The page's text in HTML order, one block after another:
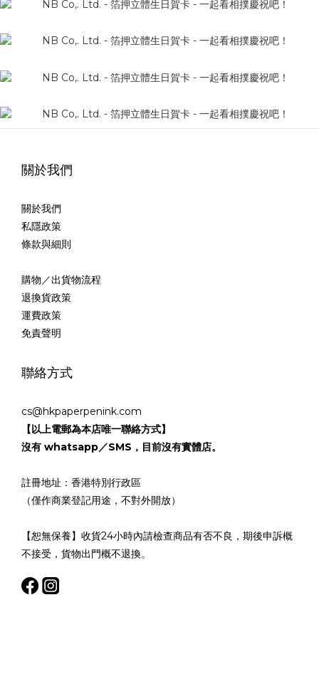
關於我們
關於我們
私隱政策
條款與細則
購物／出貨物流程
退換貨政策
運費政策
免責聲明
聯絡方式
cs@hkpaperpenink.com
【以上電郵為本店唯一聯絡方式】
沒有 whatsapp／SMS，目前沒有實體店。
註冊地址：香港特別行政區
（僅作商業登記用途，不對外開放）
【恕無保養】收貨24小時內請檢查商品有否不良，期後申訴概
不接受，貨物出門概不退換。